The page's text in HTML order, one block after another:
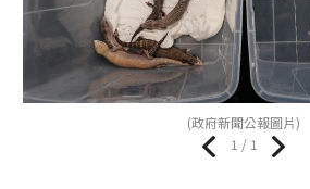
(政府新聞公報圖片)
1 / 1